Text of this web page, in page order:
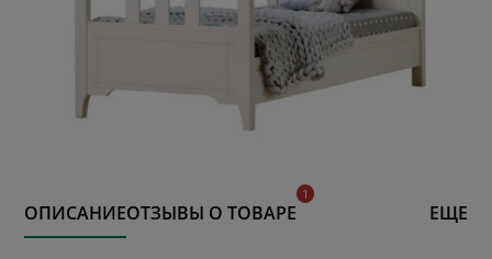
ОПИСАНИЕОТЗЫВЫ О ТОВАРЕ ЕЩЕ